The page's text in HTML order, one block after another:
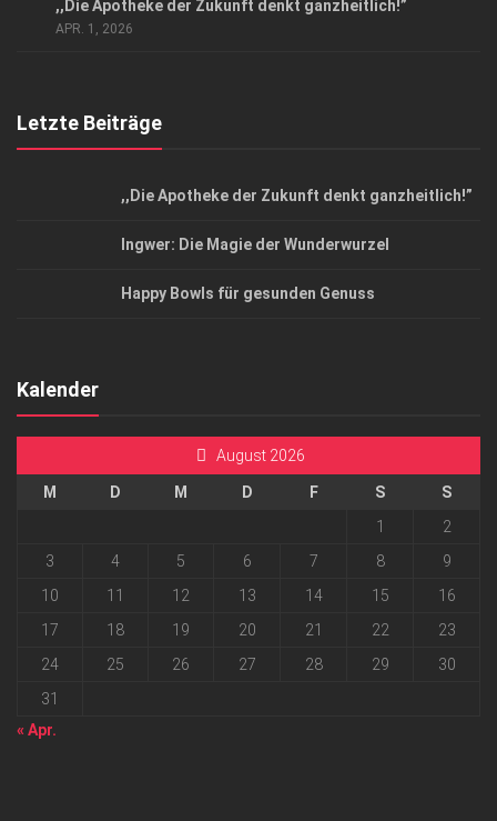
Top Magazin Dresden / Ostsachsen
,,Die Apotheke der Zukunft denkt ganzheitlich!”
APR. 1, 2026
Letzte Beiträge
,,Die Apotheke der Zukunft denkt ganzheitlich!”
Ingwer: Die Magie der Wunderwurzel
Happy Bowls für gesunden Genuss
Kalender
August 2026
M D M D F S
S
1
2
3
4 5 6 7 8
9
10
11 12 13 14 15
16
17
18 19 20 21 22
23
24
25 26 27 28 29
30
31
« Apr.